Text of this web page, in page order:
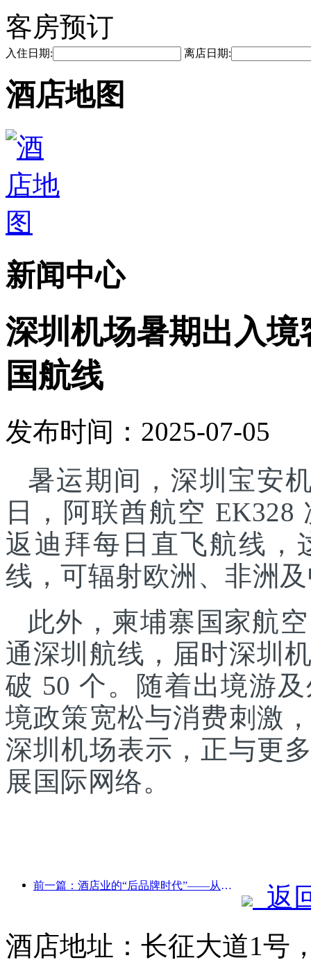
客房预订
入住日期: 离店日期:
酒店地图
新闻中心
深圳机场暑期出入
国航线
发布时间：2025-07-05
暑运期间，深圳宝安
日，阿联酋航空
返迪拜每日直飞航线，
线，可辐射欧洲、非洲
此外，柬埔寨国家航
通深圳航线，届时深圳
破 50 个。随着出境游
境政策宽松与消费刺激
深圳机场表示，正与更
展国际网络。
前一篇：酒店业的“后品牌时代”——从规模扩张到效率至上
返
酒店地址：长征大道1号